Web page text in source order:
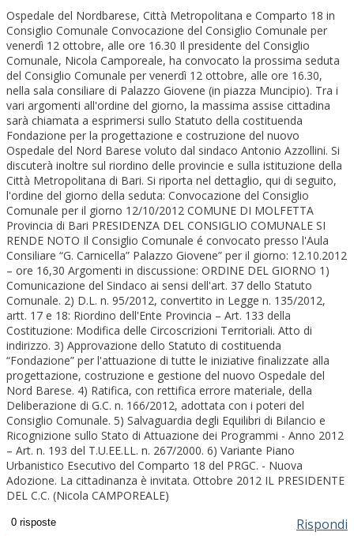
Ospedale del Nordbarese, Città Metropolitana e Comparto 18 in
Consiglio Comunale Convocazione del Consiglio Comunale per
venerdì 12 ottobre, alle ore 16.30 Il presidente del Consiglio
Comunale, Nicola Camporeale, ha convocato la prossima seduta
del Consiglio Comunale per venerdì 12 ottobre, alle ore 16.30,
nella sala consiliare di Palazzo Giovene (in piazza Muncipio). Tra i
vari argomenti all'ordine del giorno, la massima assise cittadina
sarà chiamata a esprimersi sullo Statuto della costituenda
Fondazione per la progettazione e costruzione del nuovo
Ospedale del Nord Barese voluto dal sindaco Antonio Azzollini. Si
discuterà inoltre sul riordino delle provincie e sulla istituzione della
Città Metropolitana di Bari. Si riporta nel dettaglio, qui di seguito,
l'ordine del giorno della seduta: Convocazione del Consiglio
Comunale per il giorno 12/10/2012 COMUNE DI MOLFETTA
Provincia di Bari PRESIDENZA DEL CONSIGLIO COMUNALE SI
RENDE NOTO Il Consiglio Comunale é convocato presso l'Aula
Consiliare “G. Carnicella” Palazzo Giovene” per il giorno: 12.10.2012
– ore 16,30 Argomenti in discussione: ORDINE DEL GIORNO 1)
Comunicazione del Sindaco ai sensi dell'art. 37 dello Statuto
Comunale. 2) D.L. n. 95/2012, convertito in Legge n. 135/2012,
artt. 17 e 18: Riordino dell'Ente Provincia – Art. 133 della
Costituzione: Modifica delle Circoscrizioni Territoriali. Atto di
indirizzo. 3) Approvazione dello Statuto di costituenda
“Fondazione” per l'attuazione di tutte le iniziative finalizzate alla
progettazione, costruzione e gestione del nuovo Ospedale del
Nord Barese. 4) Ratifica, con rettifica errore materiale, della
Deliberazione di G.C. n. 166/2012, adottata con i poteri del
Consiglio Comunale. 5) Salvaguardia degli Equilibri di Bilancio e
Ricognizione sullo Stato di Attuazione dei Programmi - Anno 2012
– Art. n. 193 del T.U.EE.LL. n. 267/2000. 6) Variante Piano
Urbanistico Esecutivo del Comparto 18 del PRGC. - Nuova
Adozione. La cittadinanza è invitata. Ottobre 2012 IL PRESIDENTE
DEL C.C. (Nicola CAMPOREALE)
Rispondi